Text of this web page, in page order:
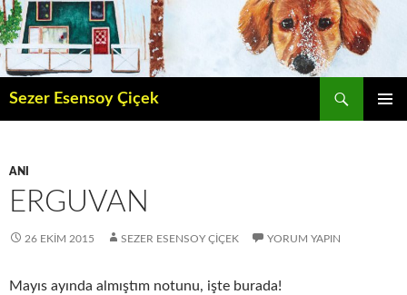
İçeriğe
atla
Sezer Esensoy Çiçek
ANI
ERGUVAN
26 EKIM 2015 SEZER ESENSOY ÇIÇEK YORUM YAPIN
Mayıs ayında almıştım notunu, işte burada!